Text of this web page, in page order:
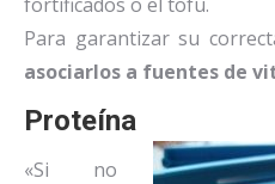
Para garantizar su
asociarlos a fuentes de
Proteína
«Si no